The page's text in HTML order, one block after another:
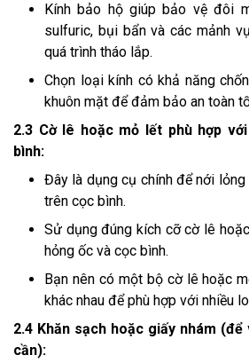
Kính bảo hộ giúp bảo vệ đôi
sulfuric, bụi bẩn và các mảnh
quá trình tháo lắp.
Chọn loại kính có khả năng
khuôn mặt để đảm bảo an toàn
2.3 Cờ lê hoặc mỏ lết phù hợp
bình:
Đây là dụng cụ chính để nới
trên cọc bình.
Sử dụng đúng kích cỡ cờ lê
hỏng ốc và cọc bình.
Bạn nên có một bộ cờ lê hoặc
khác nhau để phù hợp với nhiều
2.4 Khăn sạch hoặc giấy nhám
cần):